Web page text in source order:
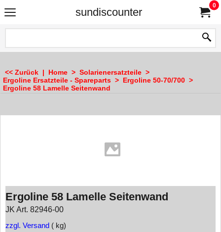
sundiscounter
0
<< Zurück | Home > Solarienersatzteile >
Ergoline Ersatzteile - Spareparts > Ergoline 50-70/700 >
Ergoline 58 Lamelle Seitenwand
Ergoline 58 Lamelle Seitenwand
JK Art. 82946-00
zzgl. Versand kg